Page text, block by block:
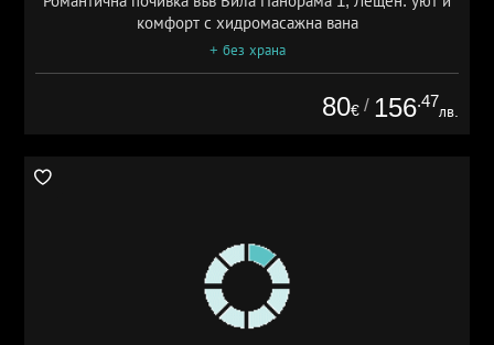
комфорт с хидромасажна вана
+ без храна
80€ / 156.47
лв.